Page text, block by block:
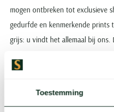
Toestemming
mogen ontbreken tot exclusieve
gedurfde en kenmerkende prints
grijs: u vindt het allemaal bij ons.
tijd aan besteedt.
Exclusieve T-shirts en basics